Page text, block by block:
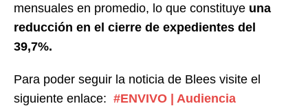
mensuales en promedio, lo que constituye una
reducción en el cierre de expedientes del
39,7%.
Para poder seguir la noticia de Blees visite el
siguiente enlace: #ENVIVO | Audiencia